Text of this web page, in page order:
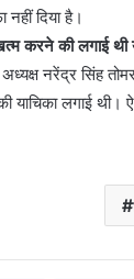
नहीं दिया है।
करने की लगाई थी
नरेंद्र सिंह
लगाई थी।